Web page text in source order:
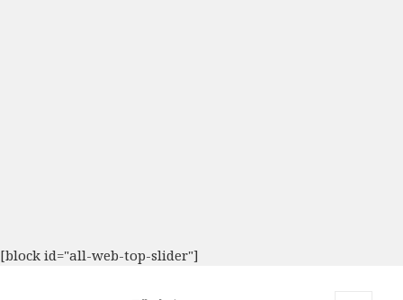
[block id="all-web-top-slider"]